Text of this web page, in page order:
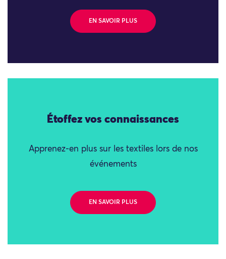
EN SAVOIR PLUS
Étoffez vos connaissances
Apprenez-en plus sur les textiles lors de nos
événements
EN SAVOIR PLUS